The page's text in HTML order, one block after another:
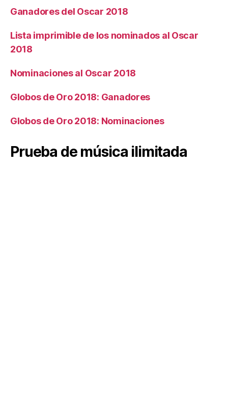
Ganadores del Oscar 2018
Lista imprimible de los nominados al Oscar
2018
Nominaciones al Oscar 2018
Globos de Oro 2018: Ganadores
Globos de Oro 2018: Nominaciones
Prueba de música ilimitada